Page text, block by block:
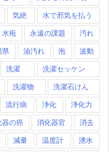
気絶 水で邪気を払う
水疱 永遠の課題 汚れ
県 油汚れ 泡 波動
洗濯 洗濯セッケン
洗濯物 洗濯石けん
流行病 浄化 浄化力
器の癌 消化器官 消去
減量 温度計 湧水